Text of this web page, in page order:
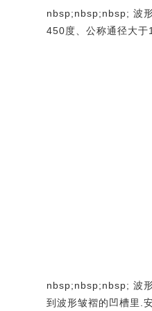
nbsp;nbsp;nbsp; 波
450度、公称通径大于
nbsp;nbsp;nbsp; 波
到波形皱褶的凹槽里.